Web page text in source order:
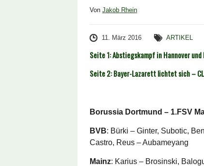
Von Jakob Rhein
11. März 2016 ARTIKEL
Seite 1: Abstiegskampf in Hannover
Seite 2: Bayer-Lazarett lichtet sich –
Borussia Dortmund – 1.FSV
BVB: Bürki – Ginter, Subotic,
Castro, Reus – Aubameyang
Mainz: Karius – Brosinski,